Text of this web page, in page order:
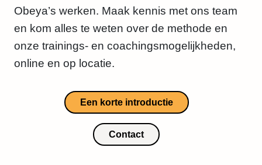
Obeya’s werken. Maak kennis met ons team
en kom alles te weten over de methode en
onze trainings- en coachingsmogelijkheden,
online en op locatie.
Een korte introductie
Contact